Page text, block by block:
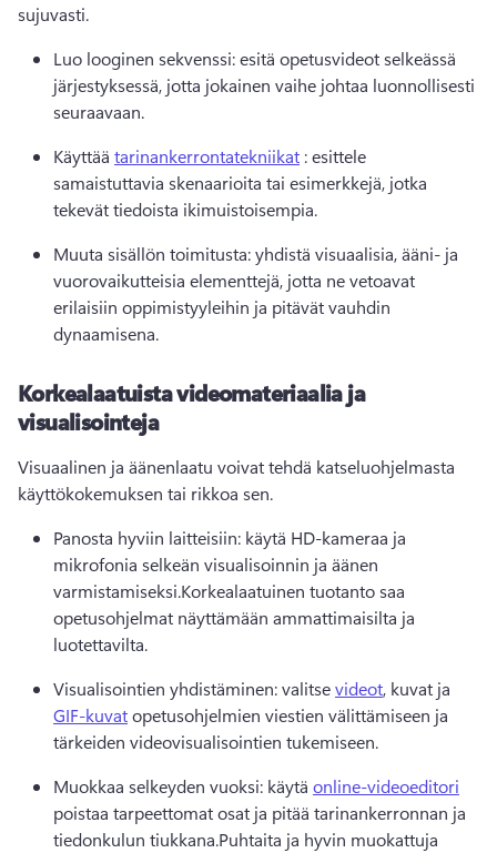
sujuvasti.
Luo looginen sekvenssi: esitä opetusvideot selkeässä
järjestyksessä, jotta jokainen vaihe johtaa luonnollisesti
seuraavaan.
Käyttää tarinankerrontatekniikat : esittele
samaistuttavia skenaarioita tai esimerkkejä, jotka
tekevät tiedoista ikimuistoisempia.
Muuta sisällön toimitusta: yhdistä visuaalisia, ääni- ja
vuorovaikutteisia elementtejä, jotta ne vetoavat
erilaisiin oppimistyyleihin ja pitävät vauhdin
dynaamisena.
Korkealaatuista videomateriaalia ja
visualisointeja
Visuaalinen ja äänenlaatu voivat tehdä katseluohjelmasta
käyttökokemuksen tai rikkoa sen.
Panosta hyviin laitteisiin: käytä HD-kameraa ja
mikrofonia selkeän visualisoinnin ja äänen
varmistamiseksi.Korkealaatuinen tuotanto saa
opetusohjelmat näyttämään ammattimaisilta ja
luotettavilta.
Visualisointien yhdistäminen: valitse videot, kuvat ja
GIF-kuvat opetusohjelmien viestien välittämiseen ja
tärkeiden videovisualisointien tukemiseen.
Muokkaa selkeyden vuoksi: käytä online-videoeditori
poistaa tarpeettomat osat ja pitää tarinankerronnan ja
tiedonkulun tiukkana.Puhtaita ja hyvin muokattuja